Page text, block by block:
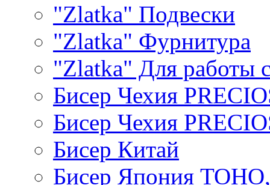
"Zlatka" Подвески
"Zlatka" Фурнитура
"Zlatka" Для работы
Бисер Чехия
Бисер Чехия
Бисер Китай
Бисер Япония